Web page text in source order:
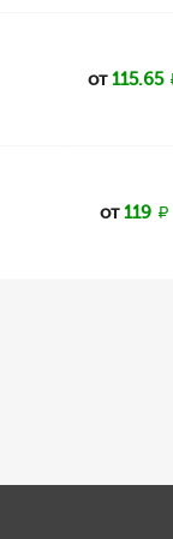
от115.65
от119